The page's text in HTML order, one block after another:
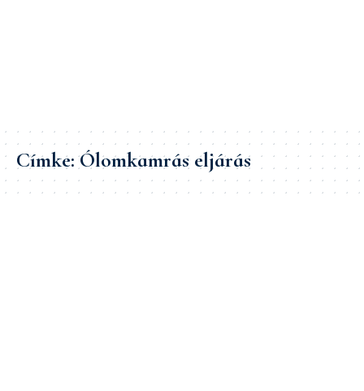
Címke:Ólomkamrás eljárás